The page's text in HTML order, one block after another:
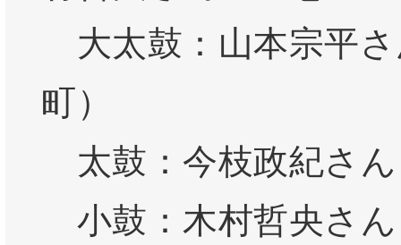
大太鼓：山本宗平
町）
太鼓：今枝政紀さ
小鼓：木村哲央さ